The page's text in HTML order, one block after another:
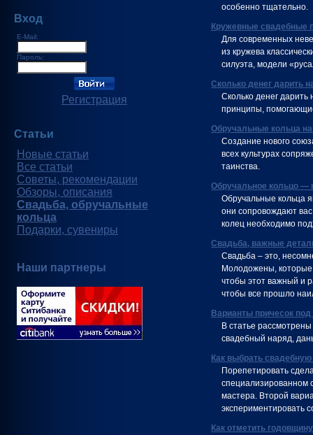
Вход
E-Mail:
Пароль:
Регистрация
Статьи
Новые статьи
Все статьи
Советы, рекомендации
Обзоры, описания
Свадьба, обручальные
кольца
Подарки, сувениры
Наши партнеры
особенно тщательно.
Кружевные свадебные
Для современных
из кружева
силуэта, модели
Сколько денег дарить
Сколько денег
принципы,
Обручальные кольца на
Создание нового
всех культурах
таинства.
Обручальное кольцо —
Обручальные кольца
они сопровождают
колец необходимо
Свадьба, важные
Свадьба – это,
Молодожены, которые
чтобы этот важный и
чтобы все прошло
Варианты причесок
В статье
свадебный наряд,
Как выбрать
Порепетировать
специализированном
мастера. Второй
экспериментировать
Как отметить